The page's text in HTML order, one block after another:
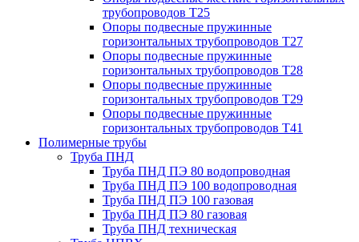
трубопроводов Т25
Опоры подвесные пружинные
горизонтальных трубопроводов Т27
Опоры подвесные пружинные
горизонтальных трубопроводов Т28
Опоры подвесные пружинные
горизонтальных трубопроводов Т29
Опоры подвесные пружинные
горизонтальных трубопроводов Т41
Полимерные трубы
Труба ПНД
Труба ПНД ПЭ 80 водопроводная
Труба ПНД ПЭ 100 водопроводная
Труба ПНД ПЭ 100 газовая
Труба ПНД ПЭ 80 газовая
Труба ПНД техническая